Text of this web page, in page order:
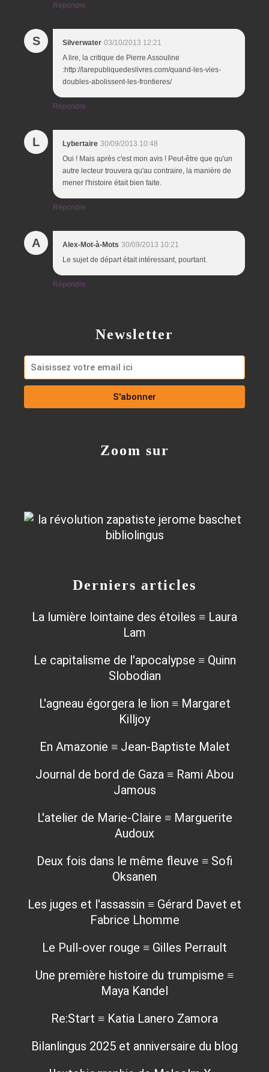
Répondre
S Silverwater 03/10/2013 12:21
A lire, la critique de Pierre Assouline
:http://larepubliquedeslivres.com/quand-les-vies-
doubles-abolissent-les-frontieres/
Répondre
L Lybertaire 30/09/2013 10:48
Oui ! Mais après c'est mon avis ! Peut-être que qu'un
autre lecteur trouvera qu'au contraire, la manière de
mener l'histoire était bien faite.
Répondre
A Alex-Mot-à-Mots 30/09/2013 10:21
Le sujet de départ était intéressant, pourtant.
Répondre
Newsletter
Derniers articles
La lumière lointaine des étoiles ≡ Laura
Lam
Le capitalisme de l'apocalypse ≡ Quinn
Slobodian
L'agneau égorgera le lion ≡ Margaret
Killjoy
En Amazonie ≡ Jean-Baptiste Malet
Journal de bord de Gaza ≡ Rami Abou
Jamous
L'atelier de Marie-Claire ≡ Marguerite
Audoux
Deux fois dans le même fleuve ≡ Sofi
Oksanen
Les juges et l'assassin ≡ Gérard Davet et
Fabrice Lhomme
Le Pull-over rouge ≡ Gilles Perrault
Une première histoire du trumpisme ≡
Maya Kandel
Re:Start ≡ Katia Lanero Zamora
Bilanlingus 2025 et anniversaire du blog
Zoom sur